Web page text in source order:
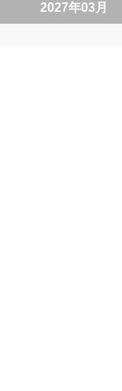
2027年03月